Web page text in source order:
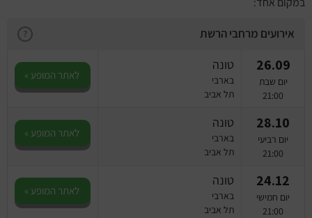
מחזות זמר
מחול ובלט
קונצרטים
סרטים
חופשה והופעה
אירועים מרחבי הרשת ?
26.09
יום שבת
21:00
טונה
בארבי
תל אביב
לאתר המופע »
28.10
יום רביעי
21:00
טונה
בארבי
תל אביב
לאתר המופע »
24.12
יום חמישי
21:00
טונה
בארבי
תל אביב
לאתר המופע »